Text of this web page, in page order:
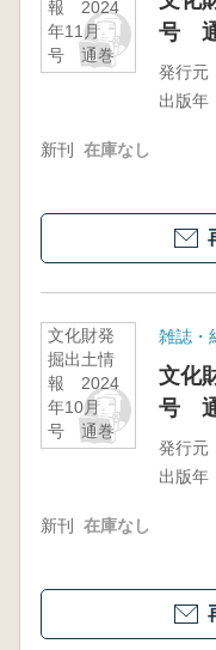
報 2024
年11月
号 通巻
521号
号
発行元
出版年
新刊 在庫なし
文化財発
掘出土情
報 2024
年10月
号 通巻
520号
雑誌・
文化
号
発行元
出版年
新刊 在庫なし